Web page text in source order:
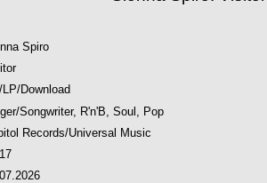
Spiro
LP/Download
Songwriter, R'n'B, Soul, Pop
Records/Universal Music